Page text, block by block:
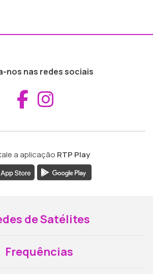
nos nas redes sociais
Aceder ao
a aplicação RTP Play
de Satélites
Frequências